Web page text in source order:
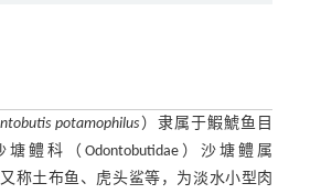
potamophilus）隶属于鰕鯱鱼目
塘鳢科（Odontobutidae）沙塘鳢属
称土布鱼、虎头鲨等，为淡水小型肉